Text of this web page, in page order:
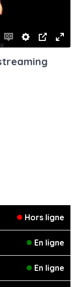
Enable
captions
Settings
PIP
Hors ligne
En ligne
En ligne